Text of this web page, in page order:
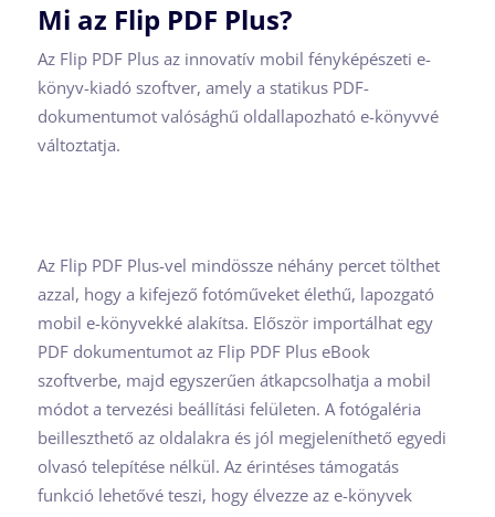
Mi az Flip PDF Plus?
Az Flip PDF Plus az innovatív mobil fényképészeti e-
könyv-kiadó szoftver, amely a statikus PDF-
dokumentumot valósághű oldallapozható e-könyvvé
változtatja.
Az Flip PDF Plus-vel mindössze néhány percet tölthet
azzal, hogy a kifejező fotóműveket élethű, lapozgató
mobil e-könyvekké alakítsa. Először importálhat egy
PDF dokumentumot az Flip PDF Plus eBook
szoftverbe, majd egyszerűen átkapcsolhatja a mobil
módot a tervezési beállítási felületen. A fotógaléria
beilleszthető az oldalakra és jól megjeleníthető egyedi
olvasó telepítése nélkül. Az érintéses támogatás
funkció lehetővé teszi, hogy élvezze az e-könyvek